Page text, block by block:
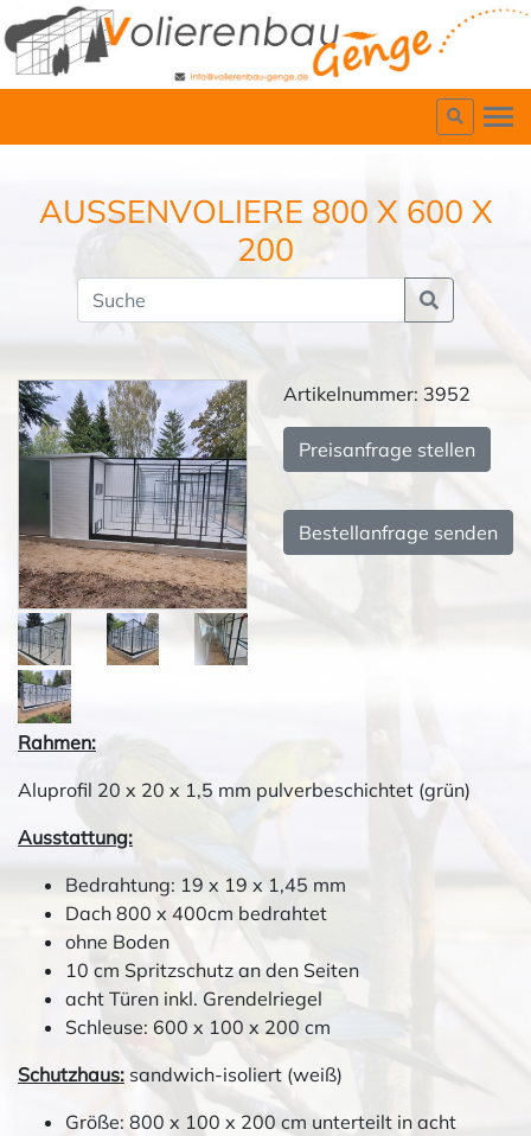
AUSSENVOLIERE 800 X 600 X 2
00
Artikelnummer: 3952
Preisanfrage stellen
Bestellanfrage senden
Rahmen:
Aluprofil 20 x 20 x 1,5 mm pulverbeschichtet (grün)
Ausstattung:
Bedrahtung: 19 x 19 x 1,45 mm
Dach 800 x 400cm bedrahtet
ohne Boden
10 cm Spritzschutz an den Seiten
acht Türen inkl. Grendelriegel
Schleuse: 600 x 100 x 200 cm
Schutzhaus: sandwich-isoliert (weiß)
Größe: 800 x 100 x 200 cm unterteilt in acht